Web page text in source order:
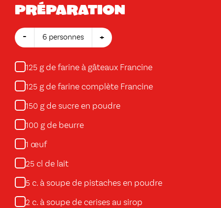
Préparation
- 6 personnes +
125 g de farine à gâteaux Francine
125 g de farine complète Francine
150 g de sucre en poudre
100 g de beurre
1 œuf
25 cl de lait
5 c. à soupe de pistaches en poudre
2 c. à soupe de cerises au sirop